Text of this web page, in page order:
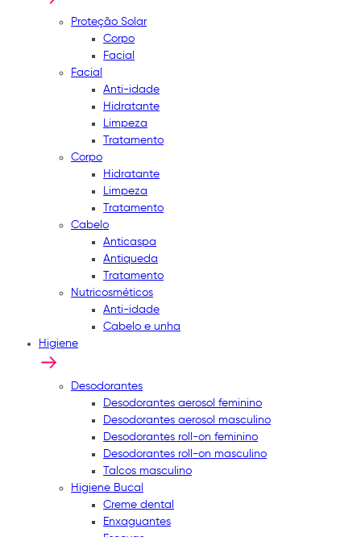
Proteção Solar
Corpo
Facial
Facial
Anti-idade
Hidratante
Limpeza
Tratamento
Corpo
Hidratante
Limpeza
Tratamento
Cabelo
Anticaspa
Antiqueda
Tratamento
Nutricosméticos
Anti-idade
Cabelo e unha
Higiene
Desodorantes
Desodorantes aerosol feminino
Desodorantes aerosol masculino
Desodorantes roll-on feminino
Desodorantes roll-on masculino
Talcos masculino
Higiene Bucal
Creme dental
Enxaguantes